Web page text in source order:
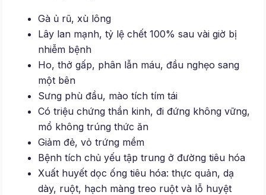
Gà ủ rũ, xù lông
Lây lan mạnh, tỷ lệ chết 100% sau vài giờ bị
nhiễm bệnh
Ho, thở gấp, phân lẫn máu, đầu nghẹo sang
một bên
Sưng phù đầu, mào tích tím tái
Có triệu chứng thần kinh, đi đứng không vững,
mổ không trúng thức ăn
Giảm đẻ, vỏ trứng mềm
Bệnh tích chủ yếu tập trung ở đường tiêu hóa
Xuất huyết dọc ống tiêu hóa: thực quản, dạ
dày, ruột, hạch màng treo ruột và lỗ huyệt